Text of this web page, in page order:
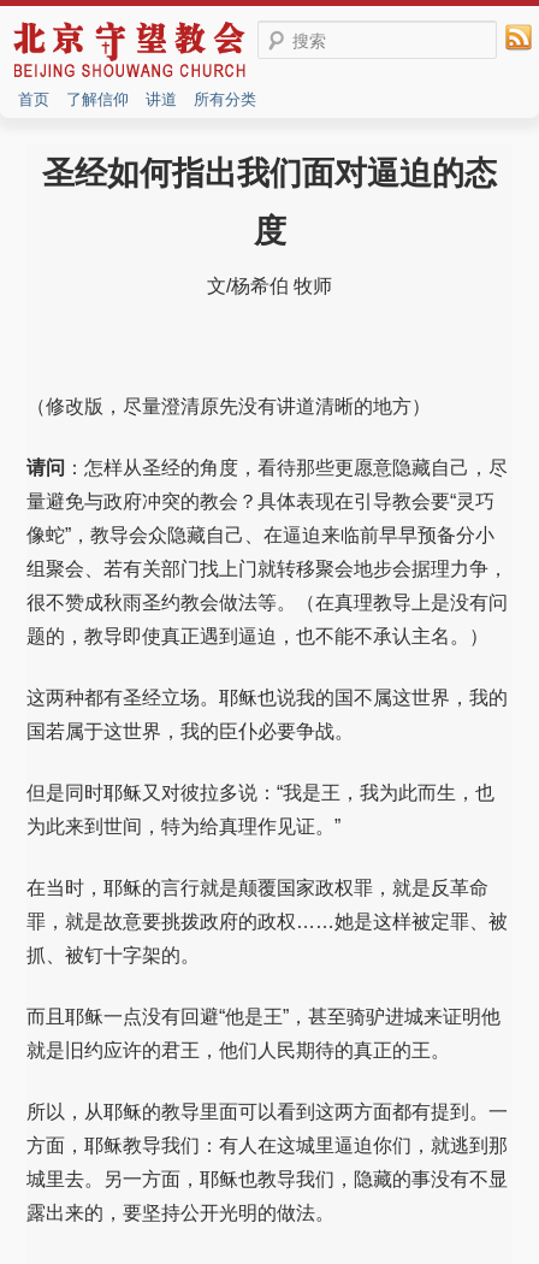
搜索
首页 了解信仰 讲道 所有分类
圣经如何指出我们面对逼迫的态
度
文/杨希伯 牧师
（修改版，尽量澄清原先没有讲道清晰的地方）
请问 ：怎样从圣经的角度，看待那些更愿意隐藏自己，尽
量避免与政府冲突的教会？具体表现在引导教会要“灵巧
像蛇”，教导会众隐藏自己、在逼迫来临前早早预备分小
组聚会、若有关部门找上门就转移聚会地步会据理力争，
很不赞成秋雨圣约教会做法等。（在真理教导上是没有问
题的，教导即使真正遇到逼迫，也不能不承认主名。）
这两种都有圣经立场。耶稣也说我的国不属这世界，我的
国若属于这世界，我的臣仆必要争战。
但是同时耶稣又对彼拉多说：“我是王，我为此而生，也
为此来到世间，特为给真理作见证。”
在当时，耶稣的言行就是颠覆国家政权罪，就是反革命
罪，就是故意要挑拨政府的政权……她是这样被定罪、被
抓、被钉十字架的。
而且耶稣一点没有回避“他是王”，甚至骑驴进城来证明他
就是旧约应许的君王，他们人民期待的真正的王。
所以，从耶稣的教导里面可以看到这两方面都有提到。一
方面，耶稣教导我们：有人在这城里逼迫你们，就逃到那
城里去。另一方面，耶稣也教导我们，隐藏的事没有不显
露出来的，要坚持公开光明的做法。